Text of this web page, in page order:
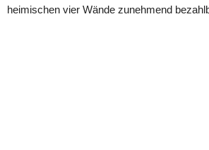
heimischen vier Wände zunehmend